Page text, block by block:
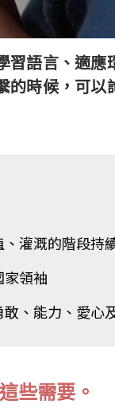
習語言、適應
的時候，可以
灌溉的階段持
家領袖
、能力、愛心
些需要。